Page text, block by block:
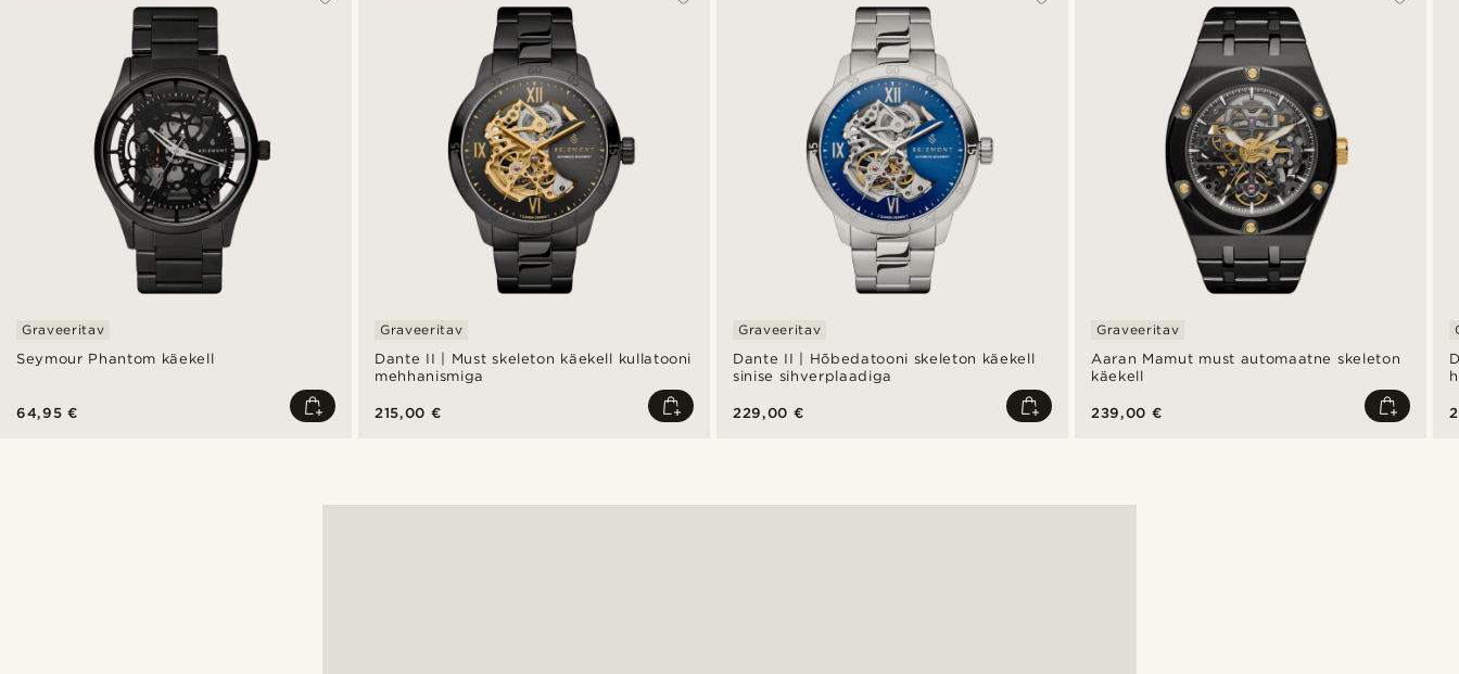
Seymour Phantom käekell
Graveeritav
64,95 €
Dante II | Must skeleton käekell kullatooni
mehhanismiga
Graveeritav
215,00 €
Dante II | Hõbedatooni skeleton käekell
sinise sihverplaadiga
Graveeritav
229,00 €
Aaran Mamut must automaatne skeleton
käekell
Graveeritav
239,00 €